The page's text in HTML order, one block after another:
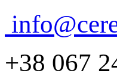
+38 067